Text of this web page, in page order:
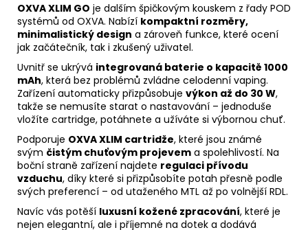
OXVA XLIM GO je dalším špičkovým kouskem z řady POD
systémů od OXVA. Nabízí kompaktní rozměry,
minimalistický design a zároveň funkce, které ocení
jak začátečník, tak i zkušený uživatel.
Uvnitř se ukrývá integrovaná baterie o kapacitě 1000
mAh, která bez problémů zvládne celodenní vaping.
Zařízení automaticky přizpůsobuje výkon až do 30 W,
takže se nemusíte starat o nastavování – jednoduše
vložíte cartridge, potáhnete a užíváte si výbornou chuť.
Podporuje OXVA XLIM cartridže, které jsou známé
svým čistým chuťovým projevem a spolehlivostí. Na
boční straně zařízení najdete regulaci přívodu
vzduchu, díky které si přizpůsobíte potah přesně podle
svých preferencí – od utaženého MTL až po volnější RDL.
Navíc vás potěší luxusní kožené zpracování, které je
nejen elegantní, ale i příjemné na dotek a dodává